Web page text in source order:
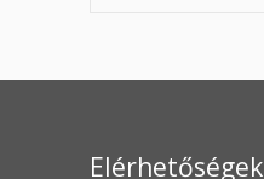
Elérhetőségek